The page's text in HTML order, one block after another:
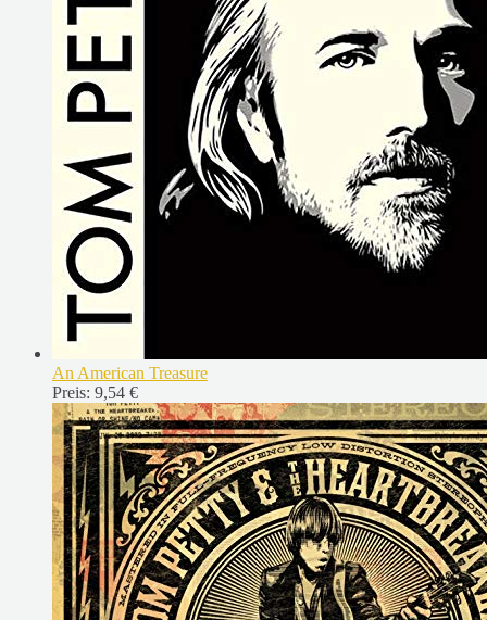
An American Treasure
Preis: 9,54 €